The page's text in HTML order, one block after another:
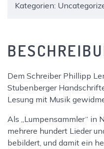
Kategorien:
Dem Schreiber Phillipp
Stubenberger
Lesung mit Musik
Als „Lumpensammler“ in
mehrere hundert Lieder
bebildert, und damit ein